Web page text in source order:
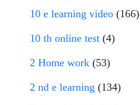
10 e learning video (166)
10 th online test (4)
2 Home work (53)
2 nd e learning (134)